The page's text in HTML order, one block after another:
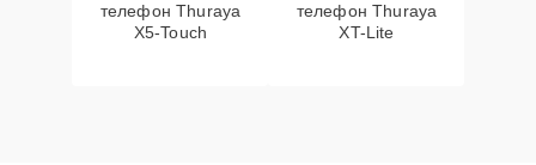
телефон Thuraya
X5-Touch
телефон Thuraya
XT-Lite